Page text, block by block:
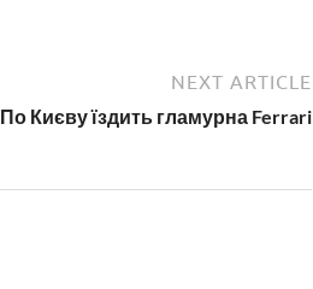
NEXT ARTICLE
По Києву їздить гламурна Ferrari